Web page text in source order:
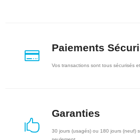

Paiements
Vos transactions sont tous sécurisés

Garanties
30 jours (usagés) ou 180 jours (neuf)